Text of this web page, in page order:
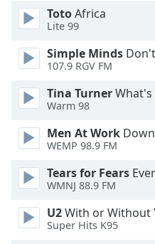
window.
Background
Color
Opacity
TotoAfrica
Lite 99
Simple Minds
107.9 RGV FM
Tina TurnerWhat's
Warm 98
Men At Work
WEMP 98.9 FM
Tears for Fears
WMNJ 88.9 FM
U2With or Without
Super Hits K95